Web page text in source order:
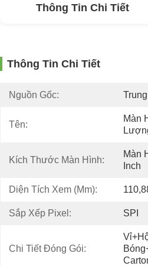
Thông Tin Chi Tiết
Thông Tin Chi Tiết
Nguồn Gốc:
Tên:
Màn
Kích Thước Màn Hình:
Màn
Inch
Diện Tích Xem (mm):
Sắp Xếp Pixel: SPI
Chi Tiết Đóng Gói: